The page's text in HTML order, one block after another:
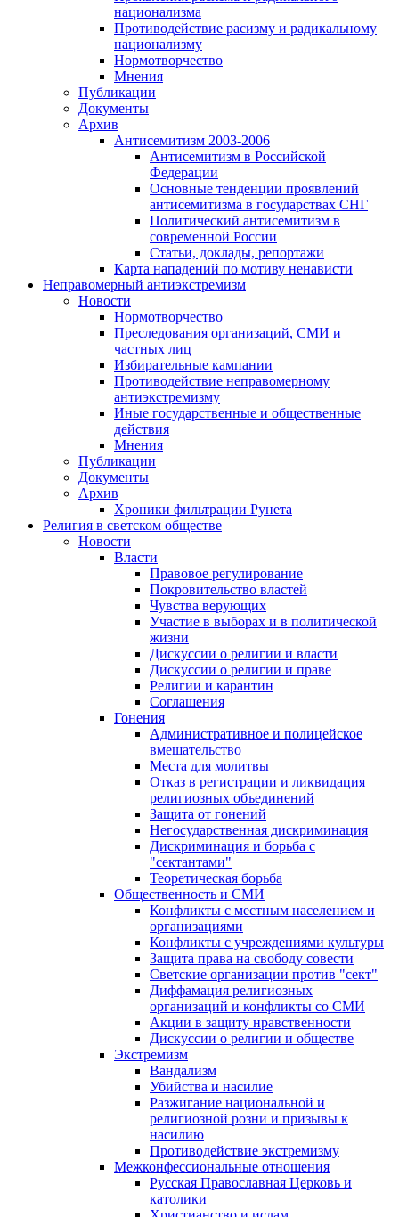
национализма
Противодействие расизму и радикальному
национализму
Нормотворчество
Мнения
Публикации
Документы
Архив
Антисемитизм 2003-2006
Антисемитизм в Российской
Федерации
Основные тенденции проявлений
антисемитизма в государствах СНГ
Политический антисемитизм в
современной России
Статьи, доклады, репортажи
Карта нападений по мотиву ненависти
Неправомерный антиэкстремизм
Новости
Нормотворчество
Преследования организаций, СМИ и
частных лиц
Избирательные кампании
Противодействие неправомерному
антиэкстремизму
Иные государственные и общественные
действия
Мнения
Публикации
Документы
Архив
Хроники фильтрации Рунета
Религия в светском обществе
Новости
Власти
Правовое регулирование
Покровительство властей
Чувства верующих
Участие в выборах и в политической
жизни
Дискуссии о религии и власти
Дискуссии о религии и праве
Религии и карантин
Соглашения
Гонения
Административное и полицейское
вмешательство
Места для молитвы
Отказ в регистрации и ликвидация
религиозных объединений
Защита от гонений
Негосударственная дискриминация
Дискриминация и борьба с
"сектантами"
Теоретическая борьба
Общественность и СМИ
Конфликты с местным населением и
организациями
Конфликты с учреждениями культуры
Защита права на свободу совести
Светские организации против "сект"
Диффамация религиозных
организаций и конфликты со СМИ
Акции в защиту нравственности
Дискуссии о религии и обществе
Экстремизм
Вандализм
Убийства и насилие
Разжигание национальной и
религиозной розни и призывы к
насилию
Противодействие экстремизму
Межконфессиональные отношения
Русская Православная Церковь и
католики